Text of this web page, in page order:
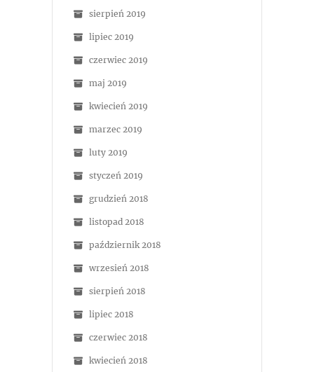
sierpień 2019
lipiec 2019
czerwiec 2019
maj 2019
kwiecień 2019
marzec 2019
luty 2019
styczeń 2019
grudzień 2018
listopad 2018
październik 2018
wrzesień 2018
sierpień 2018
lipiec 2018
czerwiec 2018
kwiecień 2018